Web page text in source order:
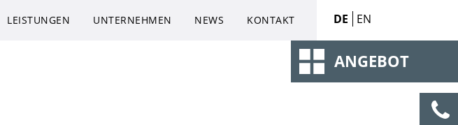
ANGEBOT
LEISTUNGEN UNTERNEHMEN NEWS KONTAKT DE EN